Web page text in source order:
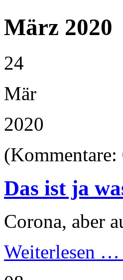
März 2020
24
Mär
2020
(Kommentare:
Das ist ja
Corona, aber
Weiterlesen …